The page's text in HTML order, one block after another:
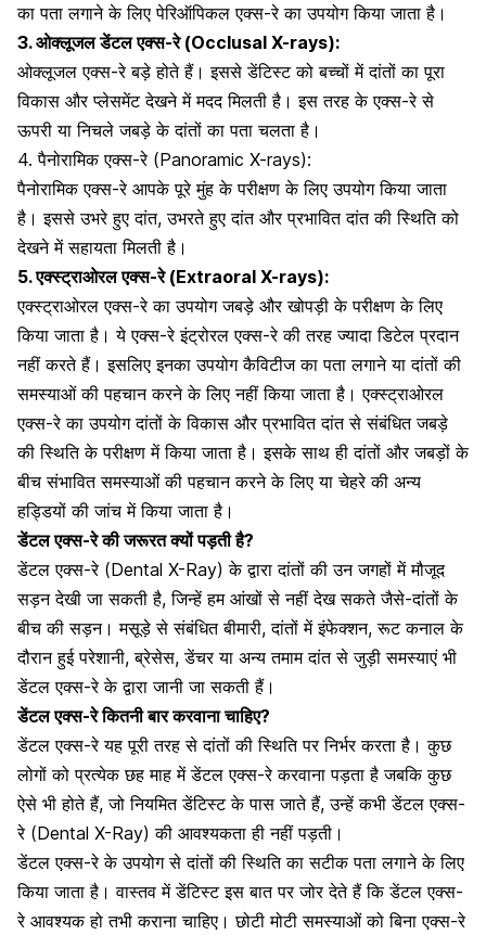
का पता लगाने के लिए पेरिऑपिकल एक्स-रे का उपयोग किया जाता है।
3. ओक्लूजल डेंटल एक्स-रे (Occlusal X-rays):
ओक्लूजल एक्स-रे बड़े होते हैं। इससे डेंटिस्ट को बच्चों में दांतों का पूरा
विकास और प्लेसमेंट देखने में मदद मिलती है। इस तरह के एक्स-रे से
ऊपरी या निचले जबड़े के दांतों का पता चलता है।
4. पैनोरामिक एक्स-रे (Panoramic X-rays):
पैनोरामिक एक्स-रे आपके पूरे मुंह के परीक्षण के लिए उपयोग किया जाता
है। इससे उभरे हुए दांत, उभरते हुए दांत और प्रभावित दांत की स्थिति को
देखने में सहायता मिलती है।
5. एक्स्ट्राओरल एक्स-रे (Extraoral X-rays):
एक्स्ट्राओरल एक्स-रे का उपयोग जबड़े और खोपड़ी के परीक्षण के लिए
किया जाता है। ये एक्स-रे इंट्रोरल एक्स-रे की तरह ज्यादा डिटेल प्रदान
नहीं करते हैं। इसलिए इनका उपयोगकैविटीजका पता लगाने या दांतों की
समस्याओं की पहचान करने के लिए नहीं किया जाता है। एक्स्ट्राओरल
एक्स-रे का उपयोग दांतों के विकास और प्रभावित दांत से संबंधित जबड़े
की स्थिति के परीक्षण में किया जाता है। इसके साथ ही दांतों और जबड़ों के
बीच संभावित समस्याओं की पहचान करने के लिए या चेहरे की अन्य
हड्डियों की जांच में किया जाता है।
डेंटल एक्स-रे की जरूरत क्यों पड़ती है?
डेंटल एक्स-रे (Dental X-Ray) के द्वारा दांतों की उन जगहों में मौजूद
सड़न देखी जा सकती है, जिन्हें हम आंखों से नहीं देख सकते जैसे-दांतों के
बीच की सड़न।मसूड़े से संबंधित बीमारी, दांतों में इंफेक्शन, रूट कनाल के
दौरान हुई परेशानी, ब्रेसेस, डेंचर या अन्य तमाम दांत से जुड़ी समस्याएं भी
डेंटल एक्स-रे के द्वारा जानी जा सकती हैं।
डेंटल एक्स-रे कितनी बार करवाना चाहिए?
डेंटल एक्स-रे यह पूरी तरह से दांतों की स्थिति पर निर्भर करता है। कुछ
लोगों को प्रत्येक छह माह में डेंटल एक्स-रे करवाना पड़ता है जबकि कुछ
ऐसे भी होते हैं, जो नियमित डेंटिस्ट के पास जाते हैं, उन्हें कभी डेंटल एक्स-
रे (Dental X-Ray) की आवश्यकता ही नहीं पड़ती।
डेंटल एक्स-रे के उपयोग से दांतों की स्थिति का सटीक पता लगाने के लिए
किया जाता है। वास्तव में डेंटिस्ट इस बात पर जोर देते हैं कि डेंटल एक्स-
रे आवश्यक हो तभी कराना चाहिए। छोटी मोटी समस्याओं को बिना एक्स-रे